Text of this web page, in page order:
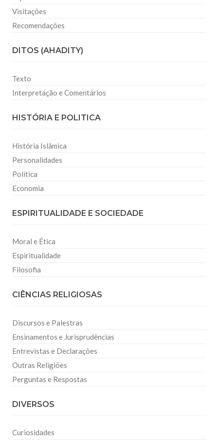
Visitações
Recomendações
DITOS (AHADITY)
Texto
Interpretação e Comentários
HISTÓRIA E POLITICA
História Islâmica
Personalidades
Política
Economia
ESPIRITUALIDADE E SOCIEDADE
Moral e Ética
Espiritualidade
Filosofia
CIÊNCIAS RELIGIOSAS
Discursos e Palestras
Ensinamentos e Jurisprudências
Entrevistas e Declarações
Outras Religiões
Perguntas e Respostas
DIVERSOS
Curiosidades